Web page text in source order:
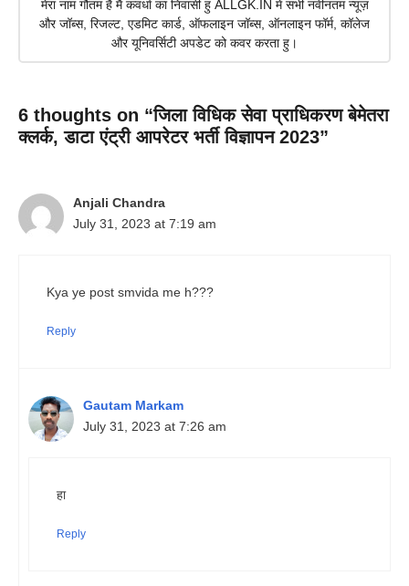
मेरा नाम गौतम है मै कवर्धा का निवासी हु ALLGK.IN में सभी नवीनतम न्यूज़
और जॉब्स, रिजल्ट, एडमिट कार्ड, ऑफलाइन जॉब्स, ऑनलाइन फॉर्म, कॉलेज
और यूनिवर्सिटी अपडेट को कवर करता हु।
6 thoughts on “जिला विधिक सेवा प्राधिकरण बेमेतरा
क्लर्क, डाटा एंट्री आपरेटर भर्ती विज्ञापन 2023”
Anjali Chandra
July 31, 2023 at 7:19 am
Kya ye post smvida me h???
Reply
Gautam Markam
July 31, 2023 at 7:26 am
हा
Reply